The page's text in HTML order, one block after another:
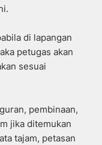
di lapangan
petugas akan
sesuai
pembinaan,
jika ditemukan
tajam, petasan